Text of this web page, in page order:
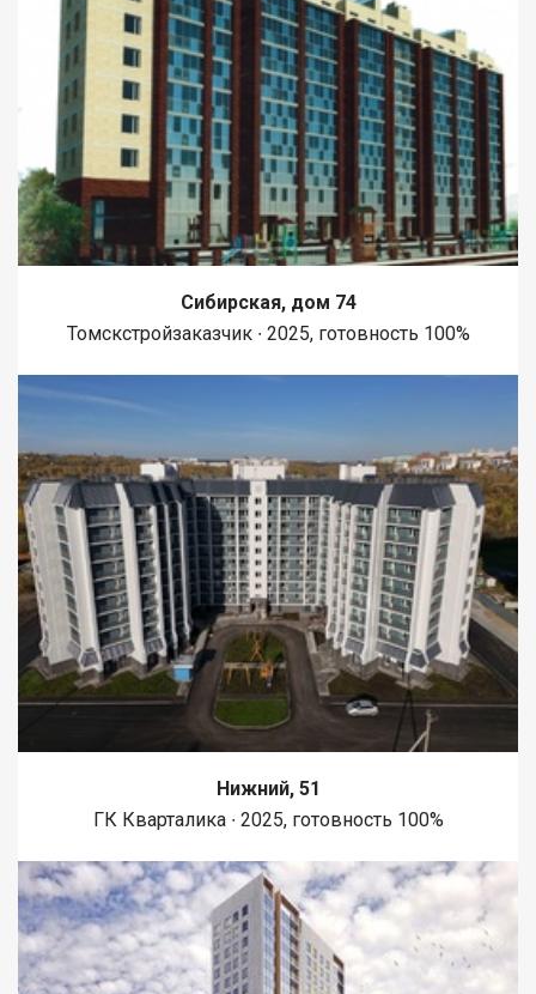
JV008070104120
Сибирская, дом 74
Томскстройзаказчик ∙ 2025, готовность 100%
Нижний, 51
ГК Кварталика ∙ 2025, готовность 100%